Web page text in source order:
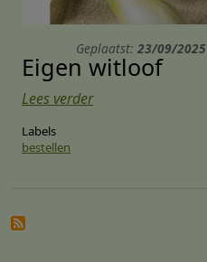
Geplaatst: 23/09/2025
Eigen witloof
Lees verder
Labels
bestellen